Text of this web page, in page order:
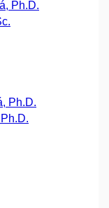
Ph.D.
Ph.D.